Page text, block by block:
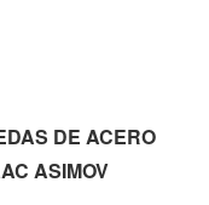
DE ACERO
ASIMOV